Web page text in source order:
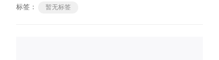
标签： 暂无标签